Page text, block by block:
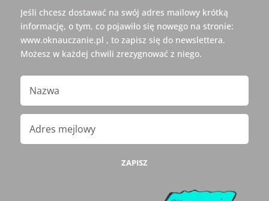
Jeśli chcesz dostawać na swój adres mailowy krótką
informację, o tym, co pojawiło się nowego na stronie:
www.oknauczanie.pl , to zapisz się do newslettera.
Możesz w każdej chwili zrezygnować z niego.
ZAPISZ